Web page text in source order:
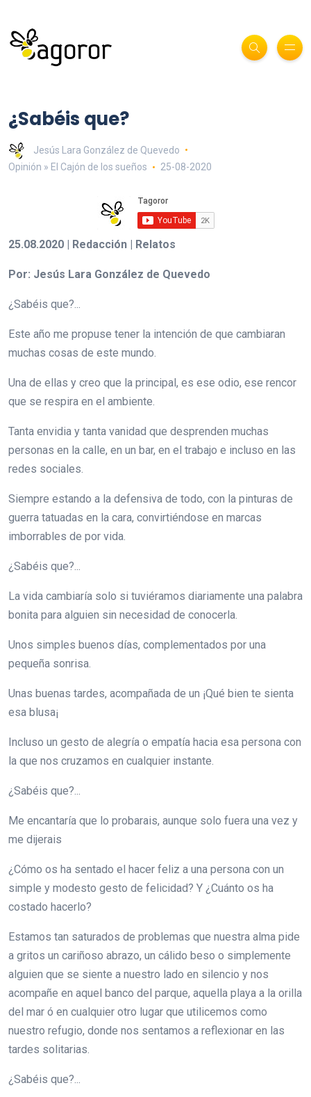
¿Sabéis que?
Jesús Lara González de Quevedo
Opinión » El Cajón de los sueños
25-08-2020
25.08.2020 | Redacción | Relatos
Por: Jesús Lara González de Quevedo
¿Sabéis que?...
Este año me propuse tener la intención de que cambiaran
muchas cosas de este mundo.
Una de ellas y creo que la principal, es ese odio, ese rencor
que se respira en el ambiente.
Tanta envidia y tanta vanidad que desprenden muchas
personas en la calle, en un bar, en el trabajo e incluso en las
redes sociales.
Siempre estando a la defensiva de todo, con la pinturas de
guerra tatuadas en la cara, convirtiéndose en marcas
imborrables de por vida.
¿Sabéis que?...
La vida cambiaría solo si tuviéramos diariamente una palabra
bonita para alguien sin necesidad de conocerla.
Unos simples buenos días, complementados por una
pequeña sonrisa.
Unas buenas tardes, acompañada de un ¡Qué bien te sienta
esa blusa¡
Incluso un gesto de alegría o empatía hacia esa persona con
la que nos cruzamos en cualquier instante.
¿Sabéis que?...
Me encantaría que lo probarais, aunque solo fuera una vez y
me dijerais
¿Cómo os ha sentado el hacer feliz a una persona con un
simple y modesto gesto de felicidad? Y ¿Cuánto os ha
costado hacerlo?
Estamos tan saturados de problemas que nuestra alma pide
a gritos un cariñoso abrazo, un cálido beso o simplemente
alguien que se siente a nuestro lado en silencio y nos
acompañe en aquel banco del parque, aquella playa a la orilla
del mar ó en cualquier otro lugar que utilicemos como
nuestro refugio, donde nos sentamos a reflexionar en las
tardes solitarias.
¿Sabéis que?...